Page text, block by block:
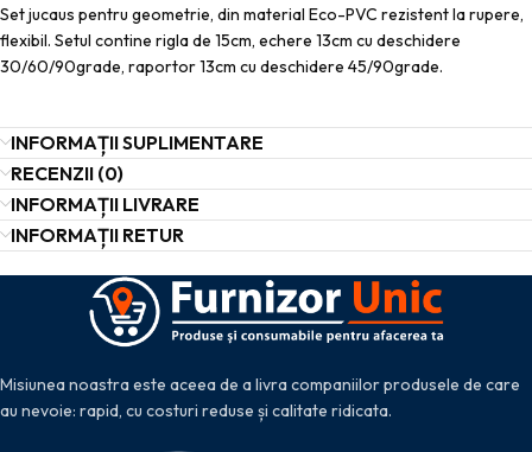
Set jucaus pentru geometrie, din material Eco-PVC rezistent la rupere,
flexibil. Setul contine rigla de 15cm, echere 13cm cu deschidere
30/60/90grade, raportor 13cm cu deschidere 45/90grade.
INFORMAȚII SUPLIMENTARE
RECENZII (0)
INFORMAȚII LIVRARE
INFORMAȚII RETUR
Misiunea noastra este aceea de a livra companiilor produsele de care
au nevoie: rapid, cu costuri reduse și calitate ridicata.